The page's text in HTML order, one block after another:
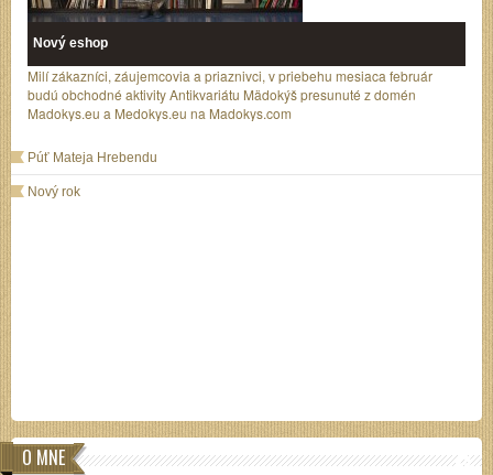
Nový eshop
Milí zákazníci, záujemcovia a priaznivci, v priebehu mesiaca február
budú obchodné aktivity Antikvariátu Mädokýš presunuté z domén
Madokys.eu a Medokys.eu na Madokys.com
Púť Mateja Hrebendu
Nový rok
O MNE